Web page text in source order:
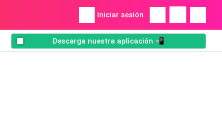
Iniciar sesión
Descarga nuestra aplicación 📲